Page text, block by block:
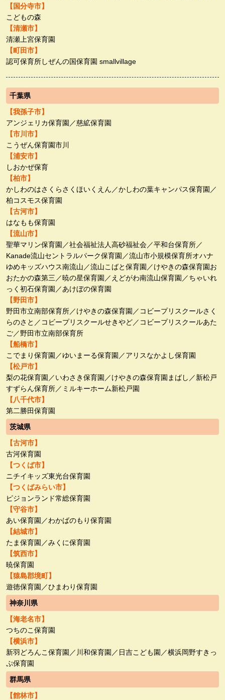
【国分寺市】
こどもの森
【清瀬市】
清瀬上宮保育園
【町田市】
認可保育所しぜんの国保育園 smallvillage
千葉県
【我孫子市】
アンジェリカ保育園／慈絋保育園
【市川市】
こうぜん保育園市川
【浦安市】
しおかぜ保育
【柏市】
かしわのはさくらさくほいくえん／かしわの葉キャンパス保育園／
柏コスモス保育園
【古河市】
はなもも保育園
【流山市】
聖華マリン保育園／社会福祉法人高砂福祉会／平和台保育所／
Kanade流山セントラルパーク保育園／流山市小規模保育所オハナ
ゆめキッズハウス南流山／流山こばと保育園／けやきの森保育園お
おたかの森第三／暁の星保育園／えどがわ南流山保育園／ちゃいれ
っく初石保育園／あけぼの保育園
【野田市】
野田市立南部保育所／けやきの森保育園／コビープリスクールさく
らのさと／コビープリスクールせきやど／コビープリスクールあた
ご／野田市立南部保育所
【船橋市】
こでまり保育園／ゆいまーる保育園／アリスなかよし保育園
【松戸市】
梨の花保育園／いわさき保育園／けやきの森保育園まばし／新松戸
すずらん保育所／ミルキーホーム新松戸園
【八千代市】
第二勝田保育園
茨城県
【古河市】
古河保育園
【つくば市】
ニチイキッズ東光台保育園
【つくばみらい市】
ピジョンランド常総保育園
【守谷市】
あい保育園／わかばのもり保育園
【結城市】
たま保育園／みくに保育園
【筑西市】
暁保育園
【猿島郡境町】
遊徳保育園／ひまわり保育園
神奈川県
【海老名市】
つちのこ保育園
【横浜市】
新羽どろんこ保育園／川和保育園／日吉こども園／横浜岡野すきっ
ぷ保育園
群馬県
【館林市】